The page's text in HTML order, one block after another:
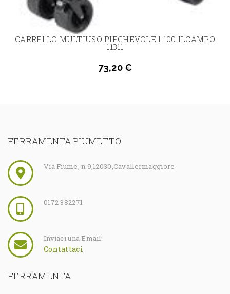
CARRELLO MULTIUSO PIEGHEVOLE l 100 ILCAMPO
11311
73,20 €
FERRAMENTA PIUMETTO
Via Fiume, n.9,12030,Cavallermaggiore
0172 382271
Inviaci una Email:
Contattaci
FERRAMENTA